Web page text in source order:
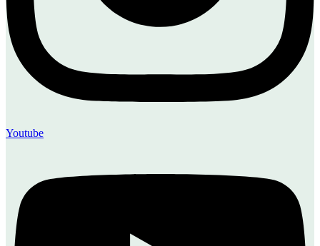
Youtube